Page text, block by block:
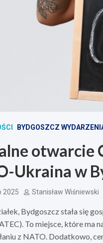
BYDGOSZCZ
otwarcie
Ukraina w
2025 Stanisław Wiśniewski
Bydgoszcz stała się
To miejsce, które ma
z NATO. Dodatkowo,